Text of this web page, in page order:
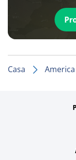
Casa